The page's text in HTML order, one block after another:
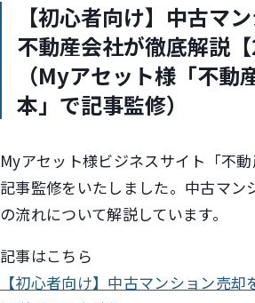
【初心者向け】中古マ
不動産会社が徹底解説【
（Myアセット様「不動
本」で記事監修）
Myアセット様ビジネスサイト「不
記事監修をいたしました。中古マン
の流れについて解説しています。
記事はこちら
【初心者向け】中古マンション売